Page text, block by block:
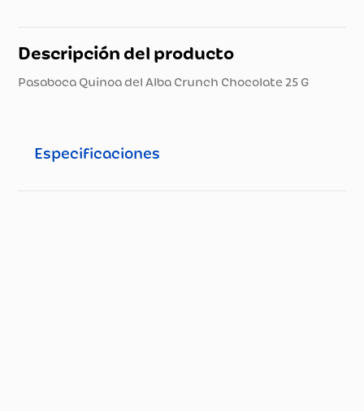
Descripción del producto
Pasaboca Quinoa del Alba Crunch Chocolate 25 G
Especificaciones